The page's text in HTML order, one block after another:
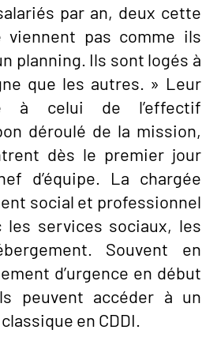
par an, deux cette
viennent pas comme ils
planning. Ils sont logés à
que les autres. » Leur
à celui de l’effectif
déroulé de la mission,
dès le premier jour
d’équipe. La chargée
social et professionnel
services sociaux, les
Souvent en
d’urgence en début
peuvent accéder à un
en CDDI.